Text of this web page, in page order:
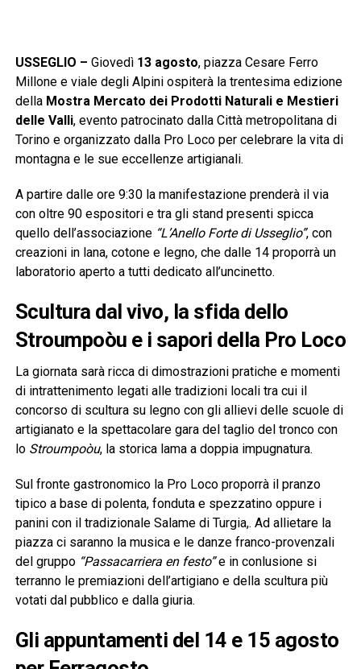
USSEGLIO – Giovedì 13 agosto, piazza Cesare Ferro
Millone e viale degli Alpini ospiterà la trentesima edizione
della Mostra Mercato dei Prodotti Naturali e Mestieri
delle Valli, evento patrocinato dalla Città metropolitana di
Torino e organizzato dalla Pro Loco per celebrare la vita di
montagna e le sue eccellenze artigianali.
A partire dalle ore 9:30 la manifestazione prenderà il via
con oltre 90 espositori e tra gli stand presenti spicca
quello dell’associazione “L’Anello Forte di Usseglio”, con
creazioni in lana, cotone e legno, che dalle 14 proporrà un
laboratorio aperto a tutti dedicato all’uncinetto.
Scultura dal vivo, la sfida dello
Stroumpoòu e i sapori della Pro Loco
La giornata sarà ricca di dimostrazioni pratiche e momenti
di intrattenimento legati alle tradizioni locali tra cui il
concorso di scultura su legno con gli allievi delle scuole di
artigianato e la spettacolare gara del taglio del tronco con
lo Stroumpoòu, la storica lama a doppia impugnatura.
Sul fronte gastronomico la Pro Loco proporrà il pranzo
tipico a base di polenta, fonduta e spezzatino oppure i
panini con il tradizionale Salame di Turgia,. Ad allietare la
piazza ci saranno la musica e le danze franco-provenzali
del gruppo “Passacarriera en festo”e in conlusione si
terranno le premiazioni dell’artigiano e della scultura più
votati dal pubblico e dalla giuria.
Gli appuntamenti del 14 e 15 agosto